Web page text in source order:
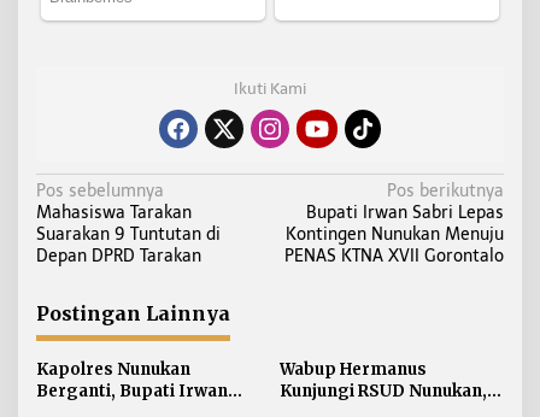
Ikuti Kami
N
a
v
g
a
s
i
Pos sebelumnya
Mahasiswa Tarakan
Suarakan 9 Tuntutan di
Depan DPRD Tarakan
Pos berikutnya
Bupati Irwan Sabri Lepas
Kontingen Nunukan Menuju
PENAS KTNA XVII Gorontalo
Postingan Lainnya
Kapolres Nunukan
Berganti, Bupati Irwan
Wabup Hermanus
Kunjungi RSUD Nunukan,